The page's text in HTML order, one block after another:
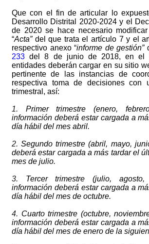
Que con el fin de articular lo
Desarrollo Distrital 2020-2024 y el
de 2020 se hace necesario
“Acta” del que trata el artículo 7 y el
respectivo anexo “informe de gestión”
233 del 8 de junio de 2018, en el
entidades deberán cargar en su sitio
pertinente de las instancias de
respectiva toma de decisiones con
trimestral, así:
1. Primer trimestre (enero,
información deberá estar cargada a
día hábil del mes abril.
2.Segundo trimestre (abril, mayo,
deberá estar cargada a más tardar el
mes de julio.
3. Tercer trimestre (julio,
información deberá estar cargada a
día hábil del mes de octubre.
4. Cuarto trimestre (octubre,
información deberá estar cargada a
día hábil del mes de enero de la